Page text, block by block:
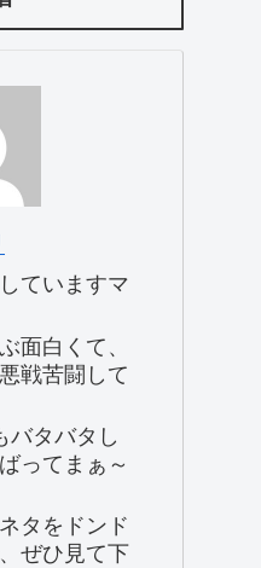
ていますマ
面白くて、
戦苦闘して
バタバタし
ってまぁ～
タをドンド
ぜひ見て下